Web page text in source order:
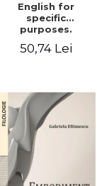
English for
specific
purposes.
psychology
50,74 Lei